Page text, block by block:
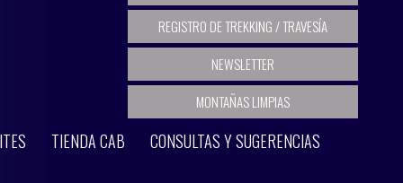
REGISTRO DE TREKKING / TRAVESÍA
NEWSLETTER
MONTAÑAS LIMPIAS
TIENDA CAB CONSULTAS Y SUGERENCIAS